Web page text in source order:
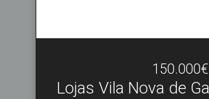
Lojas Vila Nova de